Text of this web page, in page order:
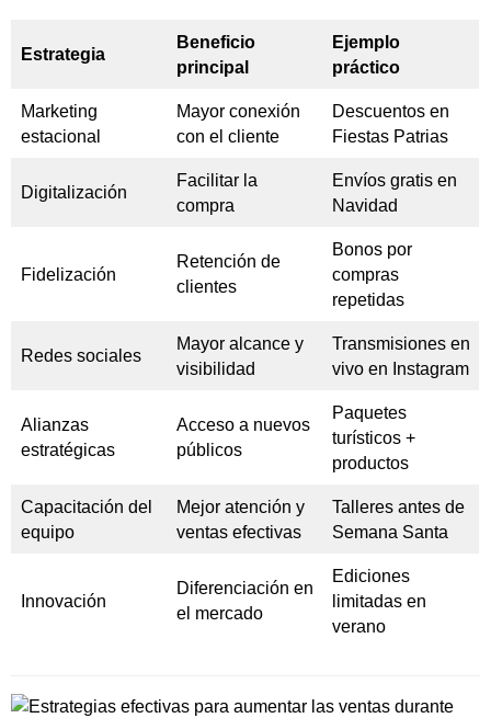
Estrategia
Beneficio
principal
Ejemplo
práctico
Marketing
estacional
Mayor conexión
con el cliente
Descuentos en
Fiestas Patrias
Digitalización
Facilitar la
compra
Envíos gratis en
Navidad
Fidelización
Retención de
clientes
Bonos por
compras
repetidas
Redes sociales
Mayor alcance y
visibilidad
Transmisiones en
vivo en Instagram
Alianzas
estratégicas
Acceso a nuevos
públicos
Paquetes
turísticos +
productos
Capacitación del
equipo
Mejor atención y
ventas efectivas
Talleres antes de
Semana Santa
Innovación
Diferenciación en
el mercado
Ediciones
limitadas en
verano